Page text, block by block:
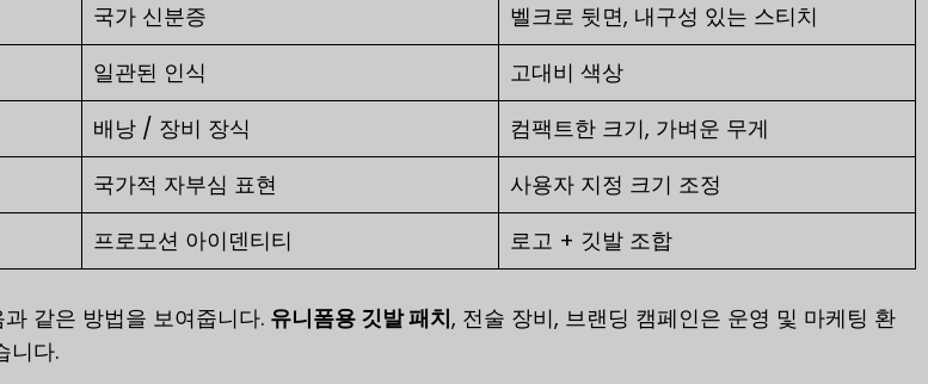
국가 신분증
벨크로 뒷면, 내구성 있는 스티치
일관된 인식
고대비 색상
배낭 / 장비 장식
컴팩트한 크기, 가벼운 무게
국가적 자부심 표현
사용자 지정 크기 조정
프로모션 아이덴티티 로고 + 깃발 조합
같은 방법을 보여줍니다. 유니폼용 깃발 패치, 전술 장비, 브랜딩 캠페인은 운영 및 마케팅 환
니다.